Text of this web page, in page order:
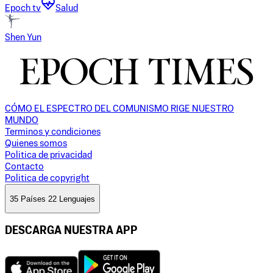
Epoch tv Salud
Shen Yun
CÓMO EL ESPECTRO DEL COMUNISMO RIGE NUESTRO
MUNDO
Terminos y condiciones
Quienes somos
Politica de privacidad
Contacto
Politica de copyright
35 Países 22 Lenguajes
DESCARGA NUESTRA APP